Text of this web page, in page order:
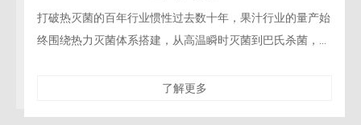
打破热灭菌的百年行业惯性过去数十年，果汁行业的量产始
终围绕热力灭菌体系搭建，从高温瞬时灭菌到巴氏杀菌，所
了解更多